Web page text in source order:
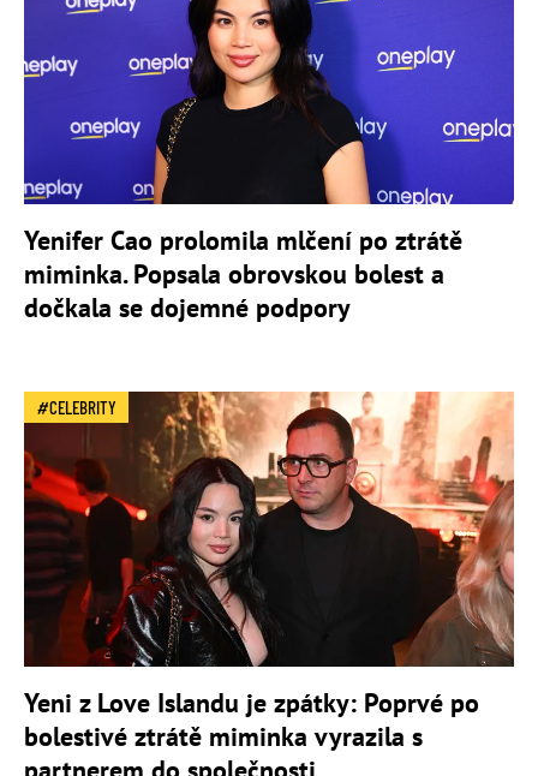
Yenifer Cao prolomila mlčení po ztrátě
miminka. Popsala obrovskou bolest a
dočkala se dojemné podpory
CELEBRITY
Yeni z Love Islandu je zpátky: Poprvé po
bolestivé ztrátě miminka vyrazila s